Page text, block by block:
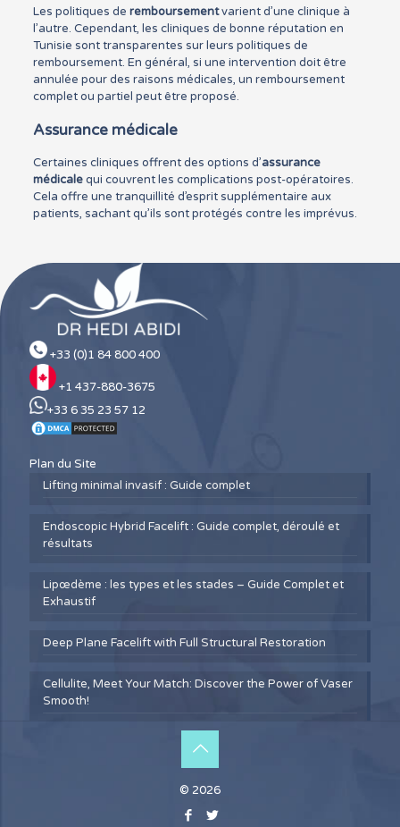
Les politiques de remboursementvarient d’une clinique à
l’autre. Cependant, les cliniques de bonne réputation en
Tunisie sont transparentes sur leurs politiques de
remboursement. En général, si une intervention doit être
annulée pour des raisons médicales, un remboursement
complet ou partiel peut être proposé.
Assurance médicale
Certaines cliniques offrent des options d’assurance
médicalequi couvrent les complications post-opératoires.
Cela offre une tranquillité d’esprit supplémentaire aux
patients, sachant qu’ils sont protégés contre les imprévus.
+33 (0)1 84 800 400
+1 437-880-3675
+33 6 35 23 57 12
Plan du Site
Lifting minimal invasif : Guide complet
Endoscopic Hybrid Facelift : Guide complet, déroulé et
résultats
Lipœdème : les types et les stades – Guide Complet et
Exhaustif
Deep Plane Facelift with Full Structural Restoration
Cellulite, Meet Your Match: Discover the Power of Vaser
Smooth!
© 2026